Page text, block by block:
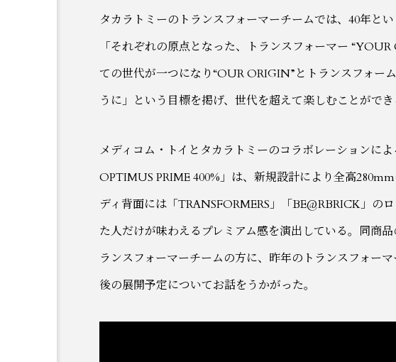
タカラトミーのトランスフォーマーチームでは、40年と
「それぞれの原点となった、トランスフォーマー
ての世代が一つになり“OUR ORIGIN”とトランスフォー
うに」という目標を掲げ、世代を超えて楽しむことがで
メディコム・トイとタカラトミーのコラボレーションに
OPTIMUS PRIME 400%」は、新規設計により全高
ディ背面には「TRANSFORMERS」「BE@RBRICK」の
た人だけが味わえるプレミアム感を演出している。同商
ランスフォーマーチームの方に、昨年のトランスフォー
後の展開予定についてお話をうかがった。